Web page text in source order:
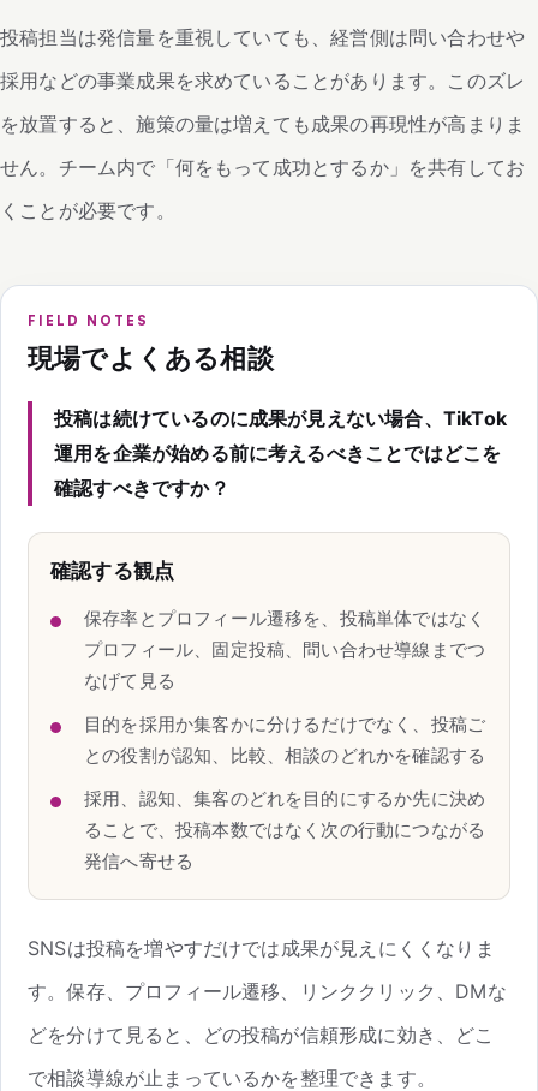
投稿担当は発信量を重視していても、経営側は問い合わせや
採用などの事業成果を求めていることがあります。このズレ
を放置すると、施策の量は増えても成果の再現性が高まりま
せん。チーム内で「何をもって成功とするか」を共有してお
くことが必要です。
FIELD NOTES
現場でよくある相談
投稿は続けているのに成果が見えない場合、TikTok
運用を企業が始める前に考えるべきことではどこを
確認すべきですか？
確認する観点
保存率とプロフィール遷移を、投稿単体ではなく
プロフィール、固定投稿、問い合わせ導線までつ
なげて見る
目的を採用か集客かに分けるだけでなく、投稿ご
との役割が認知、比較、相談のどれかを確認する
採用、認知、集客のどれを目的にするか先に決め
ることで、投稿本数ではなく次の行動につながる
発信へ寄せる
SNSは投稿を増やすだけでは成果が見えにくくなりま
す。保存、プロフィール遷移、リンククリック、DMな
どを分けて見ると、どの投稿が信頼形成に効き、どこ
で相談導線が止まっているかを整理できます。